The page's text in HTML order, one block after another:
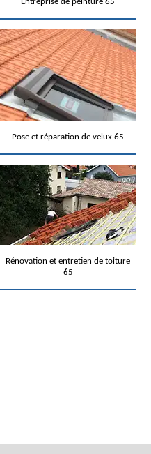
Pose et réparation de velux 65
Rénovation et entretien de toiture
65